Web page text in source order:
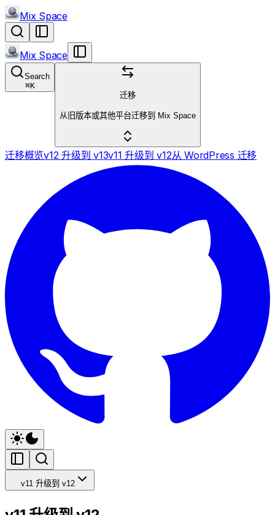
Mix Space
Mix Space
Search
⌘K
迁移
从旧版本或其他平台迁移到 Mix Space
迁移概览v12 升级到 v13v11 升级到 v12从 WordPress 迁移
v11 升级到 v12